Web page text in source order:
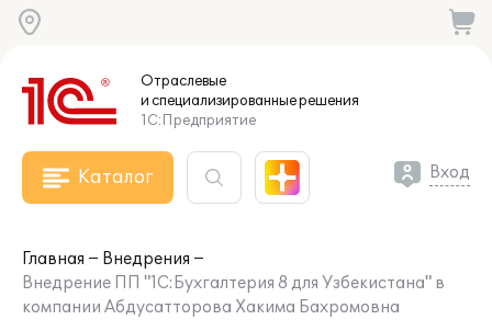
Отраслевые
и специализированныерешения
1С:Предприятие
Каталог Вход
Главная
Внедрения
Внедрение ПП "1С:Бухгалтерия 8 для Узбекистана" в
компании Абдусатторова Хакима Бахромовна